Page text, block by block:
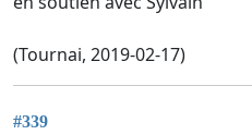
(Tournai, 2019-02-17)
#339